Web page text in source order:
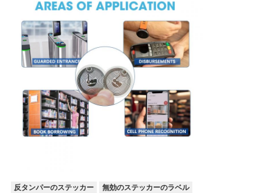
反タンパーのステッカー
無効のステッカーのラベル